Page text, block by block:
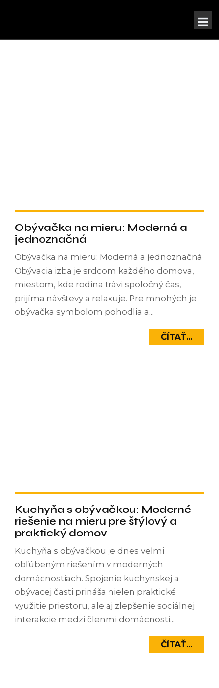
Obývačka na mieru: Moderná a
jednoznačná
Obývačka na mieru: Moderná a jednoznačná
Obývacia izba je srdcom každého domova,
miestom, kde rodina trávi spoločný čas,
prijíma návštevy a relaxuje. Pre mnohých je
obývačka symbolom pohodlia a...
ČÍTAŤ...
Kuchyňa s obývačkou: Moderné
riešenie na mieru pre štýlový a
praktický domov
Kuchyňa s obývačkou je dnes veľmi
obľúbeným riešením v moderných
domácnostiach. Spojenie kuchynskej a
obývacej časti prináša nielen praktické
využitie priestoru, ale aj zlepšenie sociálnej
interakcie medzi členmi domácnosti....
ČÍTAŤ...